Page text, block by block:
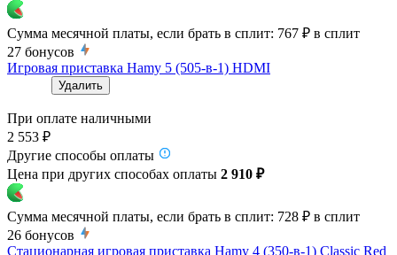
Сумма месячной платы, если брать в сплит: 767 ₽ в сплит
27 бонусов
Игровая приставка Hamy 5 (505-в-1) HDMI
Удалить
При оплате наличными
2 553 ₽
Другие способы оплаты
Цена при других способах оплаты 2 910 ₽
Сумма месячной платы, если брать в сплит: 728 ₽ в сплит
26 бонусов
Стационарная игровая приставка Hamy 4 (350-в-1) Classic Red